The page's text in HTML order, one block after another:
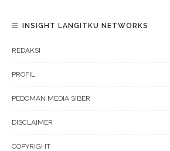
INSIGHT LANGITKU NETWORKS
REDAKSI
PROFIL
PEDOMAN MEDIA SIBER
DISCLAIMER
COPYRIGHT